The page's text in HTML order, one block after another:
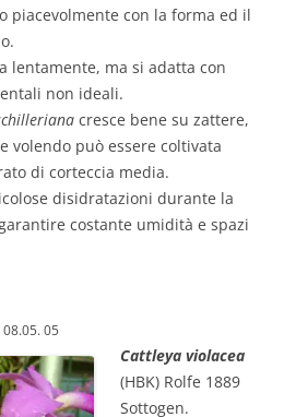
piacevolmente con la forma ed il
lentamente, ma si adatta con
non ideali.
cresce bene su zattere,
volendo può essere coltivata
di corteccia media.
disidratazioni durante la
costante umidità e spazi
08.05. 05
Cattleya violacea
(HBK) Rolfe 1889
Sottogen.